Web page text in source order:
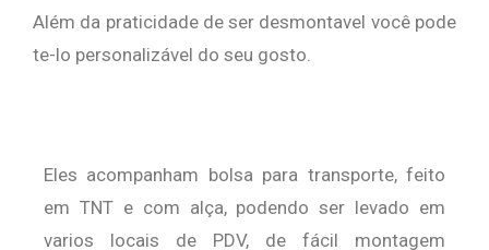
Além da praticidade de ser desmontavel você pode
te-lo personalizável do seu gosto.
Eles acompanham bolsa para transporte, feito
em TNT e com alça, podendo ser levado em
varios locais de PDV, de fácil montagem